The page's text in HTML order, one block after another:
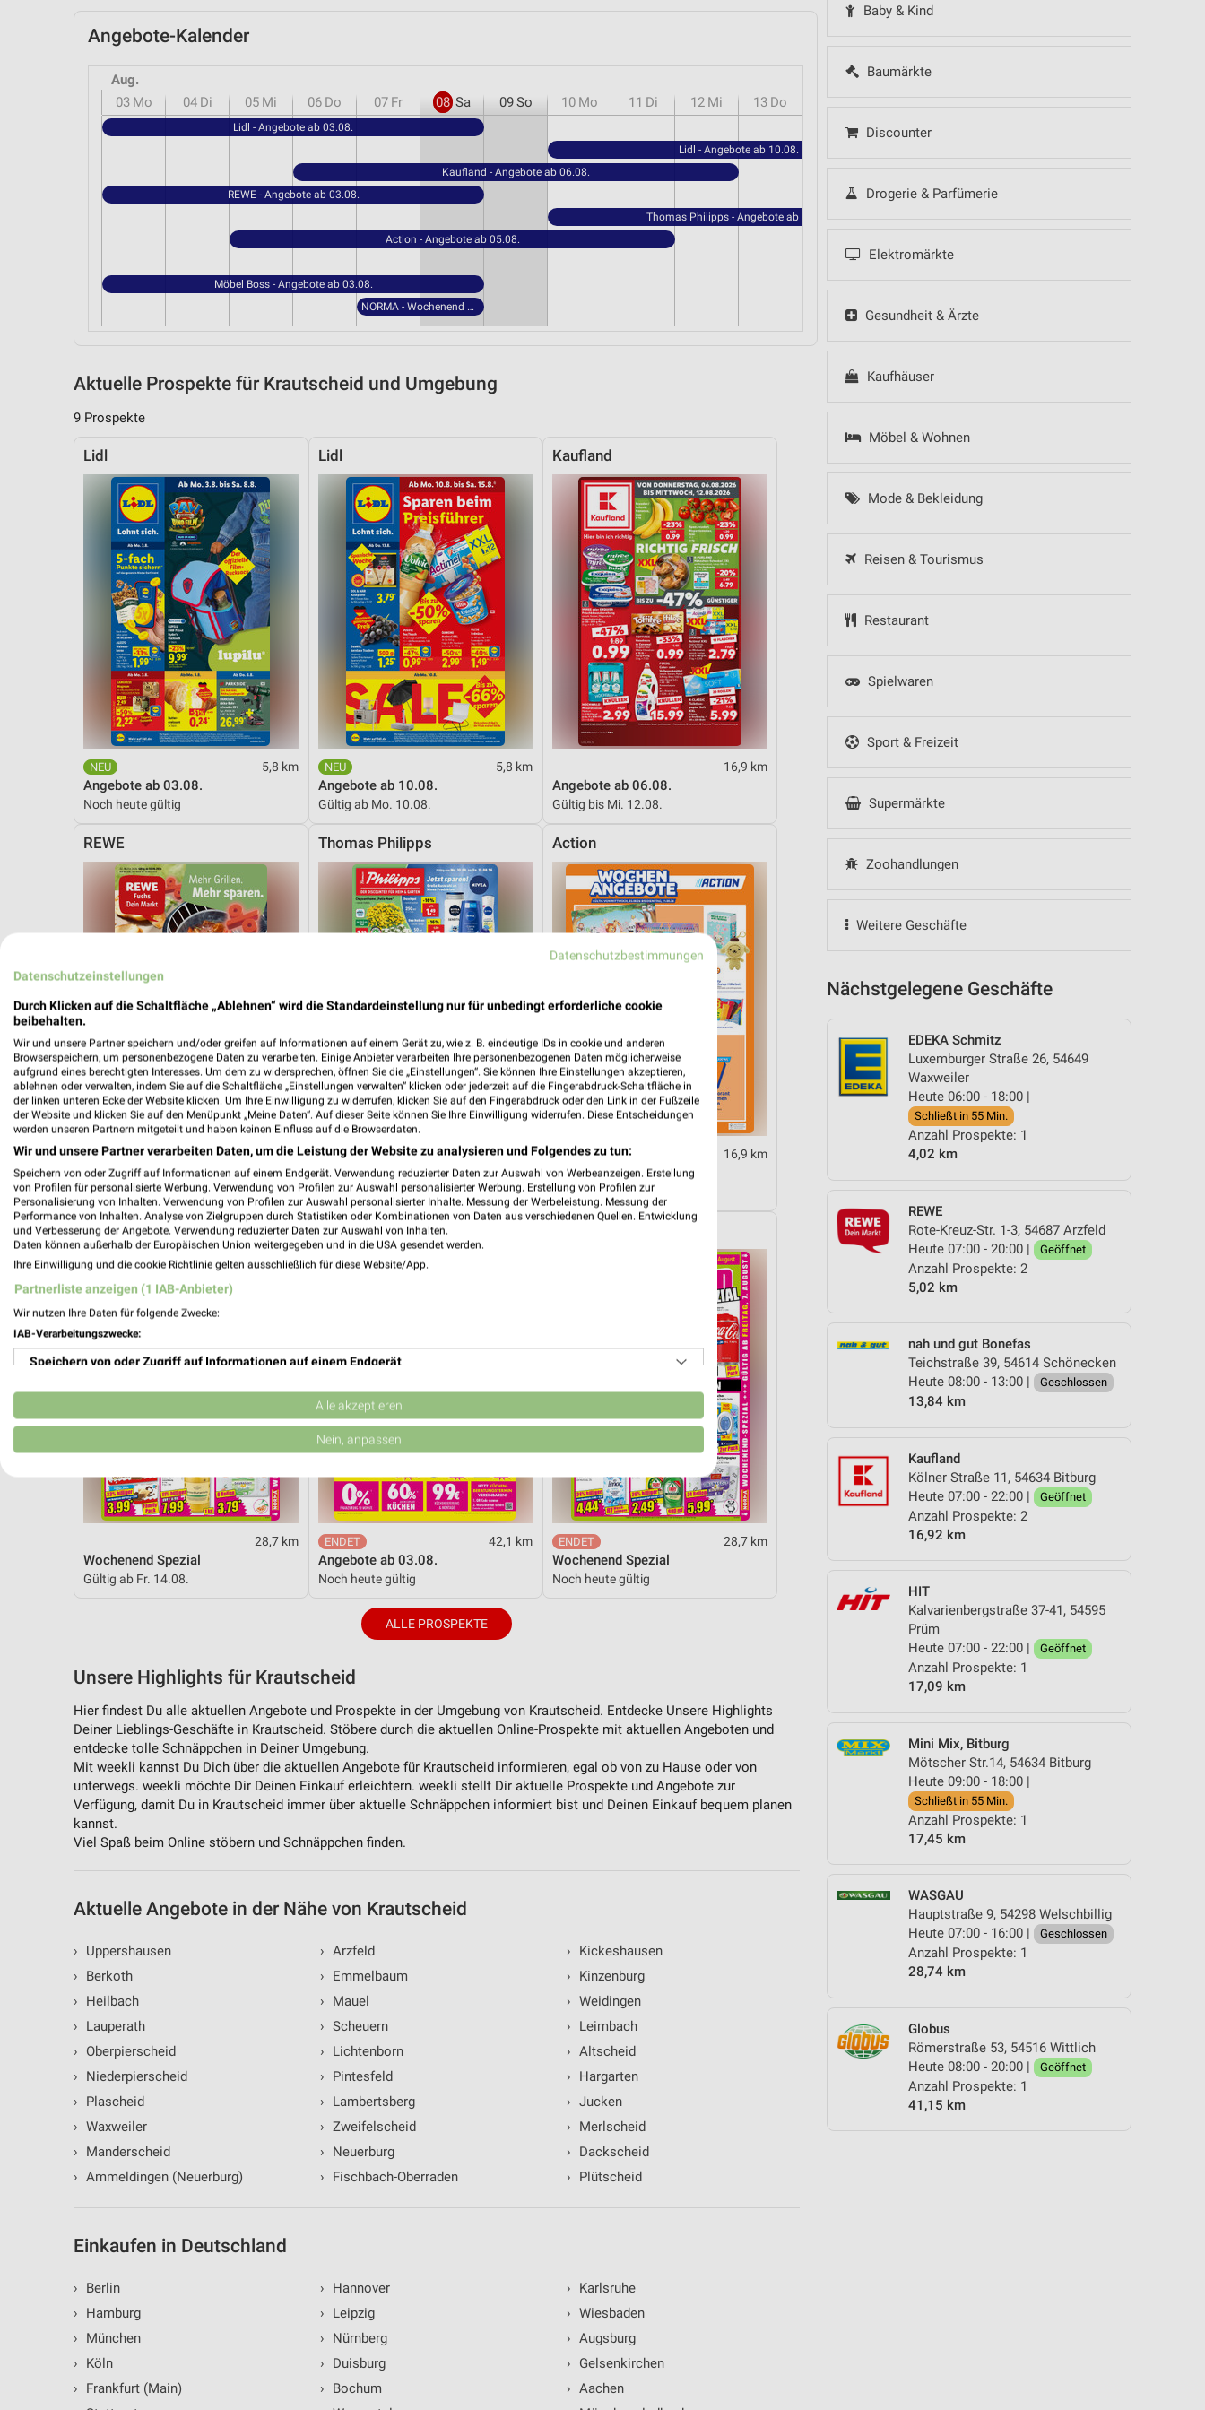
Baby & Kind
Baumärkte
Discounter
Drogerie & Parfümerie
Elektromärkte
Gesundheit & Ärzte
Kaufhäuser
Möbel & Wohnen
Mode & Bekleidung
Reisen & Tourismus
Restaurant
Spielwaren
Sport & Freizeit
Supermärkte
Zoohandlungen
Weitere Geschäfte
Nächstgelegene Geschäfte
EDEKA Schmitz
Luxemburger Straße 26, 54649
Waxweiler
Heute 06:00 - 18:00 |
Schließt in 55 Min.
Anzahl Prospekte: 1
4,02 km
REWE
Rote-Kreuz-Str. 1-3, 54687 Arzfeld
Heute 07:00 - 20:00 |
Geöffnet
Anzahl Prospekte: 2
5,02 km
nah und gut Bonefas
Teichstraße 39, 54614 Schönecken
Heute 08:00 - 13:00 |
Geschlossen
13,84 km
Kaufland
Kölner Straße 11, 54634 Bitburg
Heute 07:00 - 22:00 |
Geöffnet
Anzahl Prospekte: 2
16,92 km
HIT
Kalvarienbergstraße 37-41, 54595
Prüm
Heute 07:00 - 22:00 |
Geöffnet
Anzahl Prospekte: 1
17,09 km
Mini Mix, Bitburg
Mötscher Str.14, 54634 Bitburg
Heute 09:00 - 18:00 |
Schließt in 55 Min.
Anzahl Prospekte: 1
17,45 km
WASGAU
Hauptstraße 9, 54298 Welschbillig
Heute 07:00 - 16:00 |
Geschlossen
Anzahl Prospekte: 1
28,74 km
Globus
Römerstraße 53, 54516 Wittlich
Heute 08:00 - 20:00 |
Geöffnet
Anzahl Prospekte: 1
41,15 km
Angebote-Kalender
Aug.
03 Mo 04 Di 05 Mi 06 Do 07 Fr 08 Sa 09So 10 Mo 11 Di 12 Mi 13 Do
Lidl - Angebote ab 03.08.
Lidl - Angebote ab 10.08.
Kaufland - Angebote ab 06.08.
REWE - Angebote ab 03.08.
Thomas Philipps - Angebote ab 10.08.
Action - Angebote ab 05.08.
NORMA - Wochenend Spezial
Möbel Boss - Angebote ab 03.08.
NORMA - Wochenend Spezial
Aktuelle Prospekte für Krautscheid und Umgebung
9 Prospekte
Lidl
5,8 km
Angebote ab 03.08.
Noch heute gültig
Lidl
5,8 km
Angebote ab 10.08.
Gültig ab Mo. 10.08.
Kaufland
16,9 km
Angebote ab 06.08.
Gültig bis Mi. 12.08.
REWE
5 km
Angebote ab 03.08.
Noch heute gültig
Thomas Philipps
17,8 km
Angebote ab 10.08.
Gültig ab Mo. 10.08.
Action
16,9 km
Angebote ab 05.08.
Gültig bis Di. 11.08.
NORMA
28,7 km
Wochenend Spezial
Gültig ab Fr. 14.08.
Möbel Boss
42,1 km
Angebote ab 03.08.
Noch heute gültig
28,7 km
Wochenend Spezial
Noch heute gültig
ALLE PROSPEKTE
Unsere Highlights für Krautscheid
Hier findest Du alle aktuellen Angebote und Prospekte in der Umgebung von Krautscheid. Entdecke Unsere Highlights
Deiner Lieblings-Geschäfte in Krautscheid. Stöbere durch die aktuellen Online-Prospekte mit aktuellen Angeboten und
entdecke tolle Schnäppchen in Deiner Umgebung.
Mit weekli kannst Du Dich über die aktuellen Angebote für Krautscheid informieren, egal ob von zu Hause oder von
unterwegs. weekli möchte Dir Deinen Einkauf erleichtern. weekli stellt Dir aktuelle Prospekte und Angebote zur
Verfügung, damit Du in Krautscheid immer über aktuelle Schnäppchen informiert bist und Deinen Einkauf bequem planen
kannst.
Viel Spaß beim Online stöbern und Schnäppchen finden.
Aktuelle Angebote in der Nähe von Krautscheid
›
Uppershausen
›
Berkoth
›
Heilbach
›
Lauperath
›
Oberpierscheid
›
Niederpierscheid
›
Plascheid
› Waxweiler
›
Manderscheid
› Ammeldingen (Neuerburg)
› Arzfeld
›
Emmelbaum
›
Mauel
› Scheuern
›
Lichtenborn
›
Pintesfeld
›
Lambertsberg
› Zweifelscheid
›
Neuerburg
›
Fischbach-Oberraden
›
Kickeshausen
›
Kinzenburg
› Weidingen
›
Leimbach
› Altscheid
›
Hargarten
› Jucken
›
Merlscheid
›
Dackscheid
›
Plütscheid
Einkaufen in Deutschland
›
Berlin
›
Hamburg
›
München
›
Köln
›
Frankfurt (Main)
›
Hannover
›
Leipzig
›
Nürnberg
›
Duisburg
›
Bochum
›
Karlsruhe
› Wiesbaden
› Augsburg
›
Gelsenkirchen
› Aachen
Datenschutzbestimmungen
Datenschutzeinstellungen
Durch Klicken auf die Schaltfläche „Ablehnen“ wird die Standardeinstellung nur für unbedingt erforderliche cookie
beibehalten.
Wir und unsere Partner speichern und/oder greifen auf Informationen auf einem Gerät zu, wie z. B. eindeutige IDs in cookie und anderen
Browserspeichern, um personenbezogene Daten zu verarbeiten. Einige Anbieter verarbeiten Ihre personenbezogenen Daten möglicherweise
aufgrund eines berechtigten Interesses. Um dem zu widersprechen, öffnen Sie die „Einstellungen“. Sie können Ihre Einstellungen akzeptieren,
ablehnen oder verwalten, indem Sie auf die Schaltfläche „Einstellungen verwalten“ klicken oder jederzeit auf die Fingerabdruck-Schaltfläche in
der linken unteren Ecke der Website klicken. Um Ihre Einwilligung zu widerrufen, klicken Sie auf den Fingerabdruck oder den Link in der Fußzeile
der Website und klicken Sie auf den Menüpunkt „Meine Daten“. Auf dieser Seite können Sie Ihre Einwilligung widerrufen. Diese Entscheidungen
werden unseren Partnern mitgeteilt und haben keinen Einfluss auf die Browserdaten.
Wir und unsere Partner verarbeiten Daten, um die Leistung der Website zu analysieren und Folgendes zu tun:
Speichern von oder Zugriff auf Informationen auf einem Endgerät. Verwendung reduzierter Daten zur Auswahl von Werbeanzeigen. Erstellung
von Profilen für personalisierte Werbung. Verwendung von Profilen zur Auswahl personalisierter Werbung. Erstellung von Profilen zur
Personalisierung von Inhalten. Verwendung von Profilen zur Auswahl personalisierter Inhalte. Messung der Werbeleistung. Messung der
Performance von Inhalten. Analyse von Zielgruppen durch Statistiken oder Kombinationen von Daten aus verschiedenen Quellen. Entwicklung
und Verbesserung der Angebote. Verwendung reduzierter Daten zur Auswahl von Inhalten.
Daten können außerhalb der Europäischen Union weitergegeben und in die USA gesendet werden.
Ihre Einwilligung und die cookie Richtlinie gelten ausschließlich für diese Website/App.
Partnerliste anzeigen (1 IAB-Anbieter)
Wir nutzen Ihre Daten für folgende Zwecke:
IAB-Verarbeitungszwecke:
Speichern von oder Zugriff auf Informationen auf einem Endgerät
Verwendung reduzierter Daten zur Auswahl von Werbeanzeigen
Erstellung von Profilen für personalisierte Werbung
Erstellung von Profilen zur Personalisierung von Inhalten
Verwendung von Profilen zur Auswahl personalisierter Inhalte
Messung der Werbeleistung
Entwicklung und Verbesserung der Angebote
Verwendung reduzierter Daten zur Auswahl von Inhalten
IAB-Besonderheiten:
Verwendung genauer Standortdaten
Geräte anhand von aktiv angeforderten Informationen identifizieren
Funktional
Werbung
Alle akzeptieren
Nein, anpassen